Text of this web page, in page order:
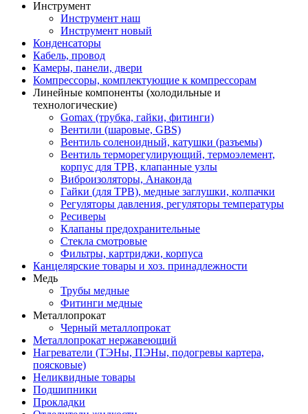
Инструмент
Инструмент наш
Инструмент новый
Конденсаторы
Кабель, провод
Камеры, панели, двери
Компрессоры, комплектующие к компрессорам
Линейные компоненты (холодильные и
технологические)
Gomax (трубка, гайки, фитинги)
Вентили (шаровые, GBS)
Вентиль соленоидный, катушки (разъемы)
Вентиль терморегулирующий, термоэлемент,
корпус для ТРВ, клапанные узлы
Виброизоляторы, Анаконда
Гайки (для ТРВ), медные заглушки, колпачки
Регуляторы давления, регуляторы температуры
Ресиверы
Клапаны предохранительные
Стекла смотровые
Фильтры, картриджи, корпуса
Канцелярские товары и хоз. принадлежности
Медь
Трубы медные
Фитинги медные
Металлопрокат
Черный металлопрокат
Металлопрокат нержавеющий
Нагреватели (ТЭНы, ПЭНы, подогревы картера,
поясковые)
Неликвидные товары
Подшипники
Прокладки